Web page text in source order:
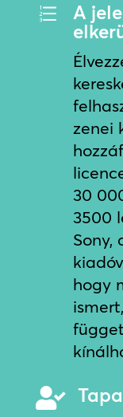
e
A
zenei
30
3500
Sony,
hogy
